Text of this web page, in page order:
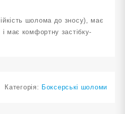
шолома до зносу), має
має комфортну застібку-
Категорія: Боксерські шоломи